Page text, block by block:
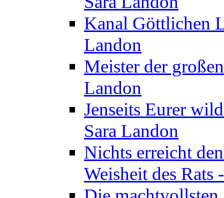
Kanal Göttlichen
Landon
Meister der
Landon
Jenseits Eurer
Sara Landon
Nichts erreicht
Weisheit des Rats